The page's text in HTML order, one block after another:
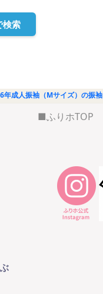
検索
年成人振袖（Mサイズ）の振袖
ふりホTOP